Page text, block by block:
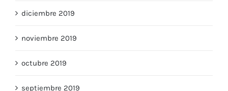
diciembre 2019
noviembre 2019
octubre 2019
septiembre 2019